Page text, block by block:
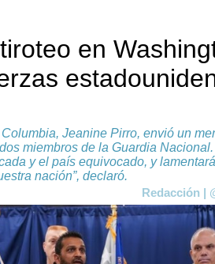
en
Jeanine Pirro, envió un
miembros de la Guardia
y el país equivocado, y
nación”, declaró.
Redacción |